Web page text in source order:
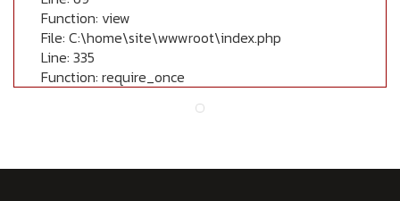
Function: view
File: C:\home\site\wwwroot\index.php
Line: 335
Function: require_once